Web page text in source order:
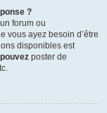
?
forum ou
vous ayez besoin d’être
disponibles est
pouvez poster de